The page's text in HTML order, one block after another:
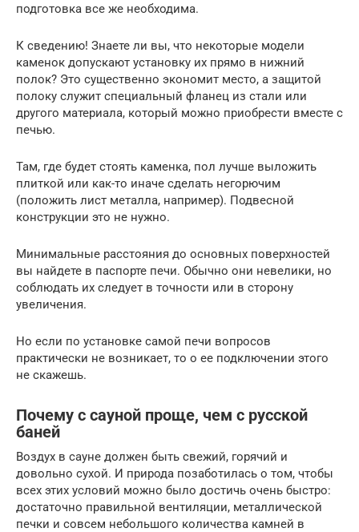
подготовка все же необходима.
К сведению! Знаете ли вы, что некоторые модели
каменок допускают установку их прямо в нижний
полок? Это существенно экономит место, а защитой
полоку служит специальный фланец из стали или
другого материала, который можно приобрести вместе с
печью.
Там, где будет стоять каменка, пол лучше выложить
плиткой или как-то иначе сделать негорючим
(положить лист металла, например). Подвесной
конструкции это не нужно.
Минимальные расстояния до основных поверхностей
вы найдете в паспорте печи. Обычно они невелики, но
соблюдать их следует в точности или в сторону
увеличения.
Но если по установке самой печи вопросов
практически не возникает, то о ее подключении этого
не скажешь.
Почему с сауной проще, чем с русской
баней
Воздух в сауне должен быть свежий, горячий и
довольно сухой. И природа позаботилась о том, чтобы
всех этих условий можно было достичь очень быстро:
достаточно правильной вентиляции, металлической
печки и совсем небольшого количества камней в